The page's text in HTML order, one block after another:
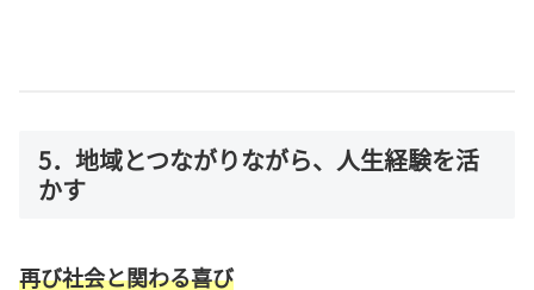
5．地域とつながりながら、人生経験を活
かす
再び社会と関わる喜び